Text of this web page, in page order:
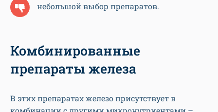
небольшой выбор препаратов.
Комбинированные
препараты железа
В этих препаратах железо присутствует в